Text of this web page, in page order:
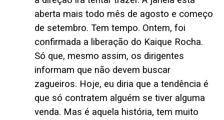
aberta mais todo mês de agosto e começo
de setembro. Tem tempo. Ontem, foi
confirmada a liberação do Kaique Rocha.
Só que, mesmo assim, os dirigentes
informam que não devem buscar
zagueiros. Hoje, eu diria que a tendência é
que só contratem alguém se tiver alguma
venda. Mas é aquela história, tem muito